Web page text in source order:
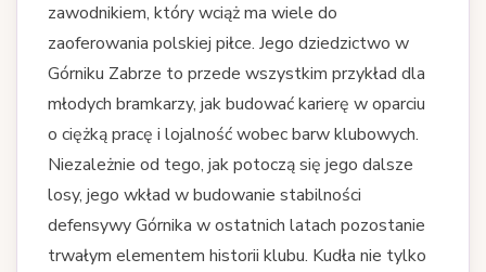
zawodnikiem, który wciąż ma wiele do
zaoferowania polskiej piłce. Jego dziedzictwo w
Górniku Zabrze to przede wszystkim przykład dla
młodych bramkarzy, jak budować karierę w oparciu
o ciężką pracę i lojalność wobec barw klubowych.
Niezależnie od tego, jak potoczą się jego dalsze
losy, jego wkład w budowanie stabilności
defensywy Górnika w ostatnich latach pozostanie
trwałym elementem historii klubu. Kudła nie tylko